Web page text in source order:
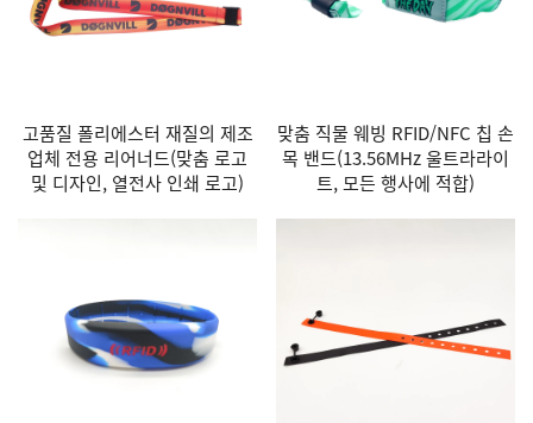
고품질 폴리에스터 재질의 제조
업체 전용 리어너드(맞춤 로고
및 디자인, 열전사 인쇄 로고)
맞춤 직물 웨빙 RFID/NFC 칩 손
목 밴드(13.56MHz 울트라라이
트, 모든 행사에 적합)